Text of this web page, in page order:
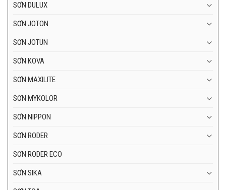
SƠN DULUX
SƠN JOTON
SƠN JOTUN
SƠN KOVA
SƠN MAXILITE
SƠN MYKOLOR
SƠN NIPPON
SƠN RODER
SƠN RODER ECO
SƠN SIKA